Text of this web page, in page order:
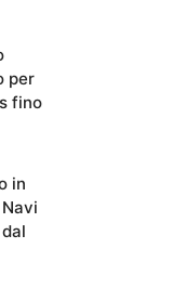
per
fino
in